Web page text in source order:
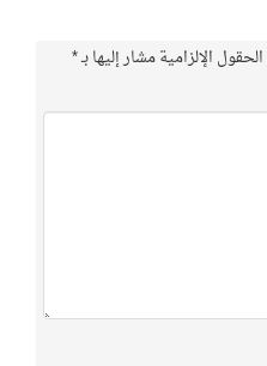
الحقول الإلزامية مشار إليها بـ*